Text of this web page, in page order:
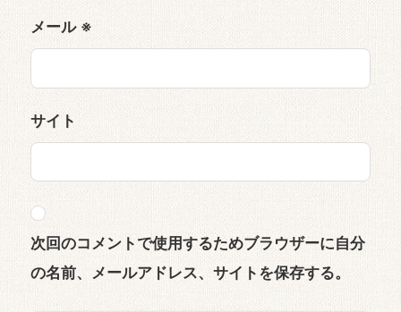
メール ※
サイト
次回のコメントで使用するためブラウザーに自分
の名前、メールアドレス、サイトを保存する。